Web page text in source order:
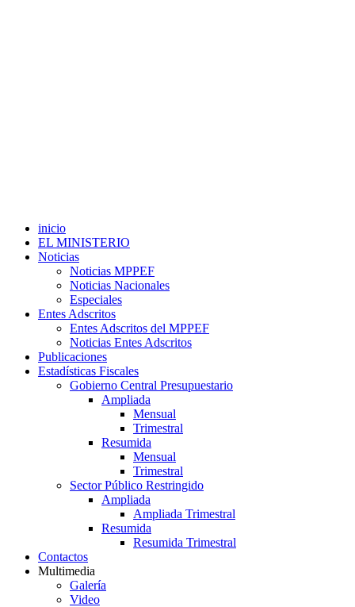
inicio
EL MINISTERIO
Noticias
Noticias MPPEF
Noticias Nacionales
Especiales
Entes Adscritos
Entes Adscritos del MPPEF
Noticias Entes Adscritos
Publicaciones
Estadísticas Fiscales
Gobierno Central Presupuestario
Ampliada
Mensual
Trimestral
Resumida
Mensual
Trimestral
Sector Público Restringido
Ampliada
Ampliada Trimestral
Resumida
Resumida Trimestral
Contactos
Multimedia
Galería
Video